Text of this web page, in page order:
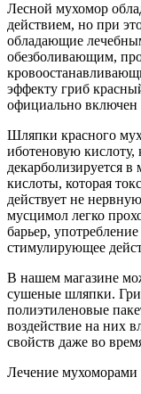
Лесной мухомор
действием, но при
обладающие
обезболивающим,
эффекту гриб
официально включен
Шляпки красного
иботеновую кислоту,
декарболизируется
кислоты, которая
действует не
мусцимол легко
барьер,
стимулирующее
В нашем магазине
сушеные шляпки.
полиэтиленовые
воздействие на них
свойств даже во
Лечение мухоморами